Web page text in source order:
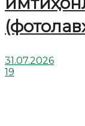
31.07.2026
19